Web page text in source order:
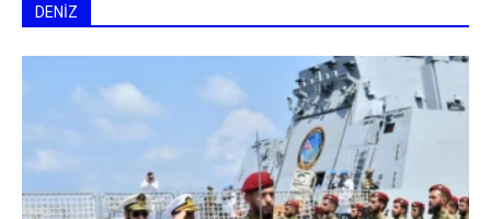
DENİZ